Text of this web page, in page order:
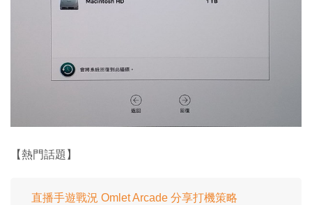
【熱門話題】
直播手遊戰況 Omlet Arcade 分享打機策略